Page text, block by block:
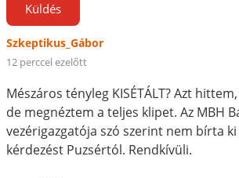
Küldés
Szkeptikus_Gábor
12 perccel ezelőtt
Mészáros tényleg KISÉTÁLT? Azt
de megnéztem a teljes klipet. Az MBH
vezérigazgatója szó szerint nem bírta
kérdezést Puzsértól. Rendkívüli.